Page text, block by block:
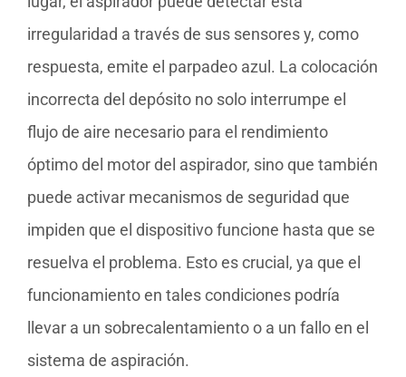
irregularidad a través de sus sensores y, como
respuesta, emite el parpadeo azul. La colocación
incorrecta del depósito no solo interrumpe el
flujo de aire necesario para el rendimiento
óptimo del motor del aspirador, sino que también
puede activar mecanismos de seguridad que
impiden que el dispositivo funcione hasta que se
resuelva el problema. Esto es crucial, ya que el
funcionamiento en tales condiciones podría
llevar a un sobrecalentamiento o a un fallo en el
sistema de aspiración.